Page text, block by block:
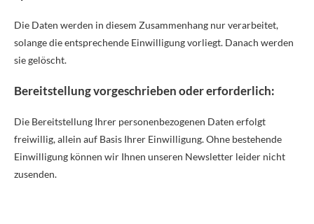
Die Daten werden in diesem Zusammenhang nur verarbeitet,
solange die entsprechende Einwilligung vorliegt. Danach werden
sie gelöscht.
Bereitstellung vorgeschrieben oder erforderlich:
Die Bereitstellung Ihrer personenbezogenen Daten erfolgt
freiwillig, allein auf Basis Ihrer Einwilligung. Ohne bestehende
Einwilligung können wir Ihnen unseren Newsletter leider nicht
zusenden.